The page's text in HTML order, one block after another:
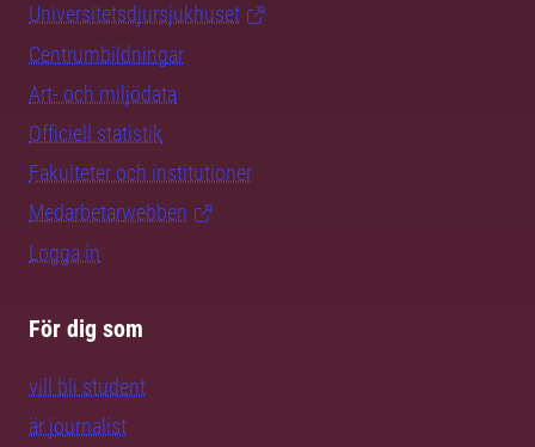
Universitetsdjursjukhuset
Centrumbildningar
Art- och miljödata
Officiell statistik
Fakulteter och institutioner
Medarbetarwebben
Logga in
För dig som
vill bli student
är journalist